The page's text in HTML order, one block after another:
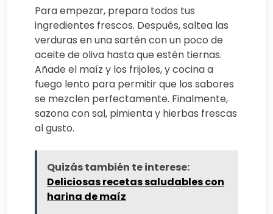
Para empezar, prepara todos tus
ingredientes frescos. Después, saltea las
verduras en una sartén con un poco de
aceite de oliva hasta que estén tiernas.
Añade el maíz y los frijoles, y cocina a
fuego lento para permitir que los sabores
se mezclen perfectamente. Finalmente,
sazona con sal, pimienta y hierbas frescas
al gusto.
Quizás también te interese:
Deliciosas recetas saludables con
harina de maíz